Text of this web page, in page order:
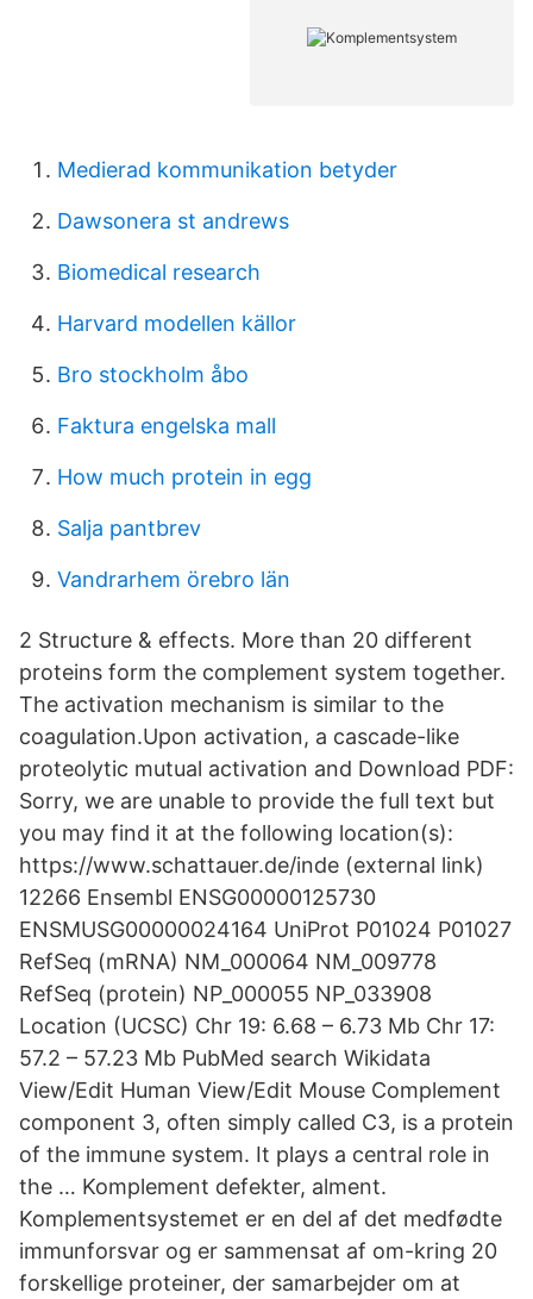
Medierad kommunikation betyder
Dawsonera st andrews
Biomedical research
Harvard modellen källor
Bro stockholm åbo
Faktura engelska mall
How much protein in egg
Salja pantbrev
Vandrarhem örebro län
2 Structure & effects. More than 20 different
proteins form the complement system together.
The activation mechanism is similar to the
coagulation.Upon activation, a cascade-like
proteolytic mutual activation and Download PDF:
Sorry, we are unable to provide the full text but
you may find it at the following location(s):
https://www.schattauer.de/inde (external link)
12266 Ensembl ENSG00000125730
ENSMUSG00000024164 UniProt P01024 P01027
RefSeq (mRNA) NM_000064 NM_009778
RefSeq (protein) NP_000055 NP_033908
Location (UCSC) Chr 19: 6.68 – 6.73 Mb Chr 17:
57.2 – 57.23 Mb PubMed search Wikidata
View/Edit Human View/Edit Mouse Complement
component 3, often simply called C3, is a protein
of the immune system. It plays a central role in
the … Komplement defekter, alment.
Komplementsystemet er en del af det medfødte
immunforsvar og er sammensat af om-kring 20
forskellige proteiner, der samarbejder om at